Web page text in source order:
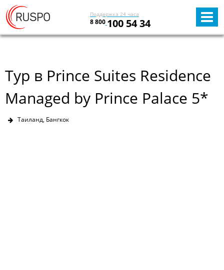
Поддержка 24 часа
8 800 100 54 34
Тур в Prince Suites Residence
Managed by Prince Palace 5*
Таиланд, Бангкок